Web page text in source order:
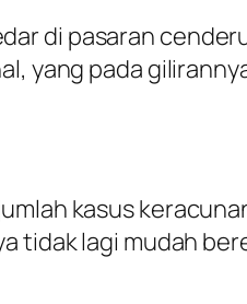
di pasaran
yang pada
kasus
tidak lagi mudah